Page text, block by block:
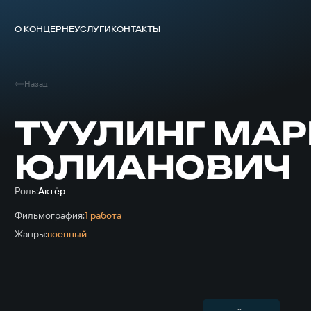
О КОНЦЕРНЕУСЛУГИКОНТАКТЫ
Назад
ТУУЛИНГ
ЮЛИАНОВИЧ
Роль:Актёр
Фильмография:1 работа
Жанры:военный